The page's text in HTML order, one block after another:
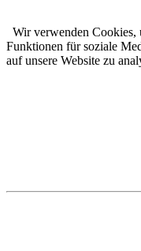
Wir verwenden Cookies,
Funktionen für soziale
auf unsere Website zu